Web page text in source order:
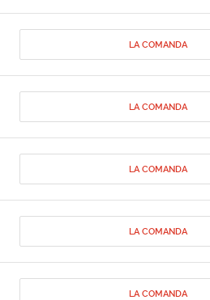
LA COMANDA
LA COMANDA
LA COMANDA
LA COMANDA
LA COMANDA